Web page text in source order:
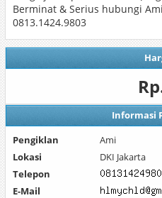
Berminat & Serius hubungi
0813.1424.9803
Informasi
Pengiklan
Ami
Lokasi
DKI Jakarta
Telepon
E-Mail